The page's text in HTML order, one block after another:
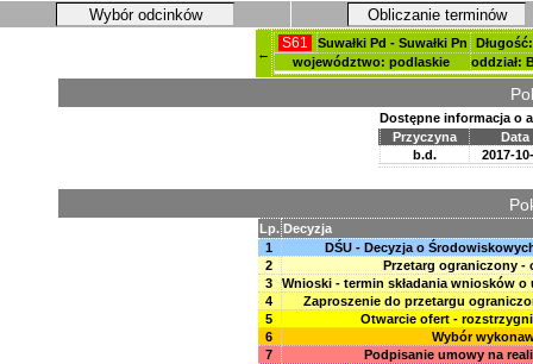
Wybór odcinków Obliczanie terminów
←
S61 Suwałki Pd - Suwałki Pn
województwo: podlaskie
oddział:
Dostępne informacja o
Przyczyna
Data
b.d.
2017-
Lp. Decyzja
1
DŚU - Decyzja o
2
Przetarg ograniczony -
3
Wnioski - termin składania wniosków o
4
Zaproszenie do przetargu
5
Otwarcie ofert -
6
Wybór
7
Podpisanie umowy na